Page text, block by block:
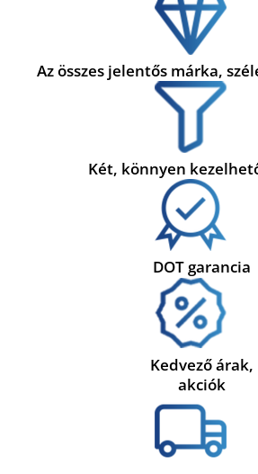
Az összes jelentős márka,
Két, könnyen
DOT garancia
Kedvező árak,
akciók